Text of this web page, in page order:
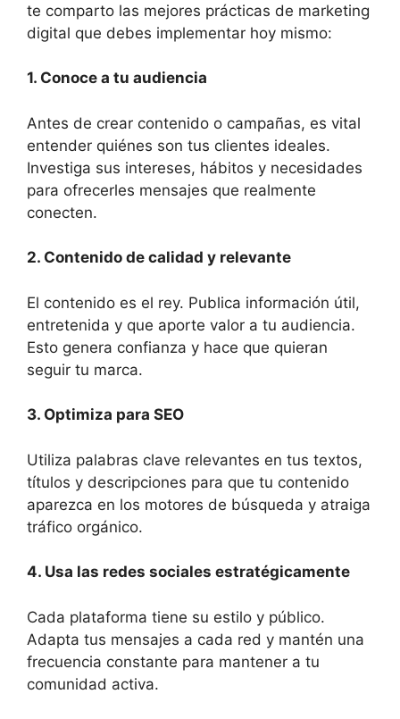
te comparto las mejores prácticas de marketing
digital que debes implementar hoy mismo:
1. Conoce a tu audiencia
Antes de crear contenido o campañas, es vital
entender quiénes son tus clientes ideales.
Investiga sus intereses, hábitos y necesidades
para ofrecerles mensajes que realmente
conecten.
2. Contenido de calidad y relevante
El contenido es el rey. Publica información útil,
entretenida y que aporte valor a tu audiencia.
Esto genera confianza y hace que quieran
seguir tu marca.
3. Optimiza para SEO
Utiliza palabras clave relevantes en tus textos,
títulos y descripciones para que tu contenido
aparezca en los motores de búsqueda y atraiga
tráfico orgánico.
4. Usa las redes sociales estratégicamente
Cada plataforma tiene su estilo y público.
Adapta tus mensajes a cada red y mantén una
frecuencia constante para mantener a tu
comunidad activa.